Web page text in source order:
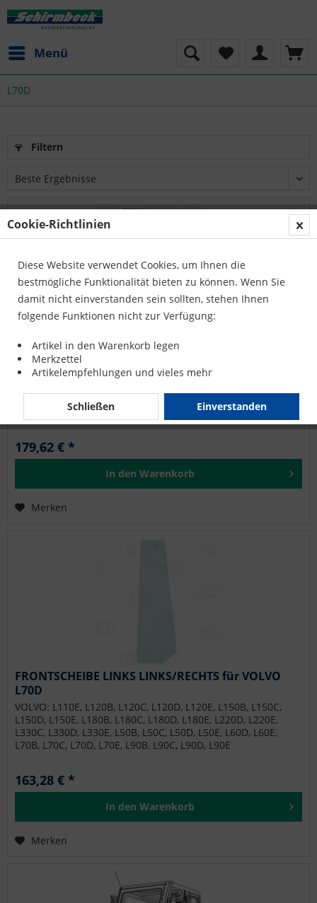
Menü
L70D
Filtern
SEITENSCHEIBE RECHTS für VOLVO L70D
VOLVO: L110E, L120D, L120E, L150D, L150E, L180D, L180E,
L70E, L90D, L90E
179,62 € *
In den Warenkorb
Merken
FRONTSCHEIBE LINKS LINKS/RECHTS für VOLVO
L70D
VOLVO: L110E, L120B, L120C, L120D, L120E, L150B, L150C,
L150D, L150E, L180B, L180C, L180D, L180E, L220D, L220E,
L330C, L330D, L330E, L50B, L50C, L50D, L50E, L60D, L60E,
L70B, L70C, L70D, L70E, L90B, L90C, L90D, L90E
163,28 € *
In den Warenkorb
Merken
Cookie-Richtlinien
Diese Website verwendet Cookies, um Ihnen die
bestmögliche Funktionalität bieten zu können. Wenn Sie
damit nicht einverstanden sein sollten, stehen Ihnen
folgende Funktionen nicht zur Verfügung:
Artikel in den Warenkorb legen
Merkzettel
Artikelempfehlungen und vieles mehr
Einverstanden
Schließen